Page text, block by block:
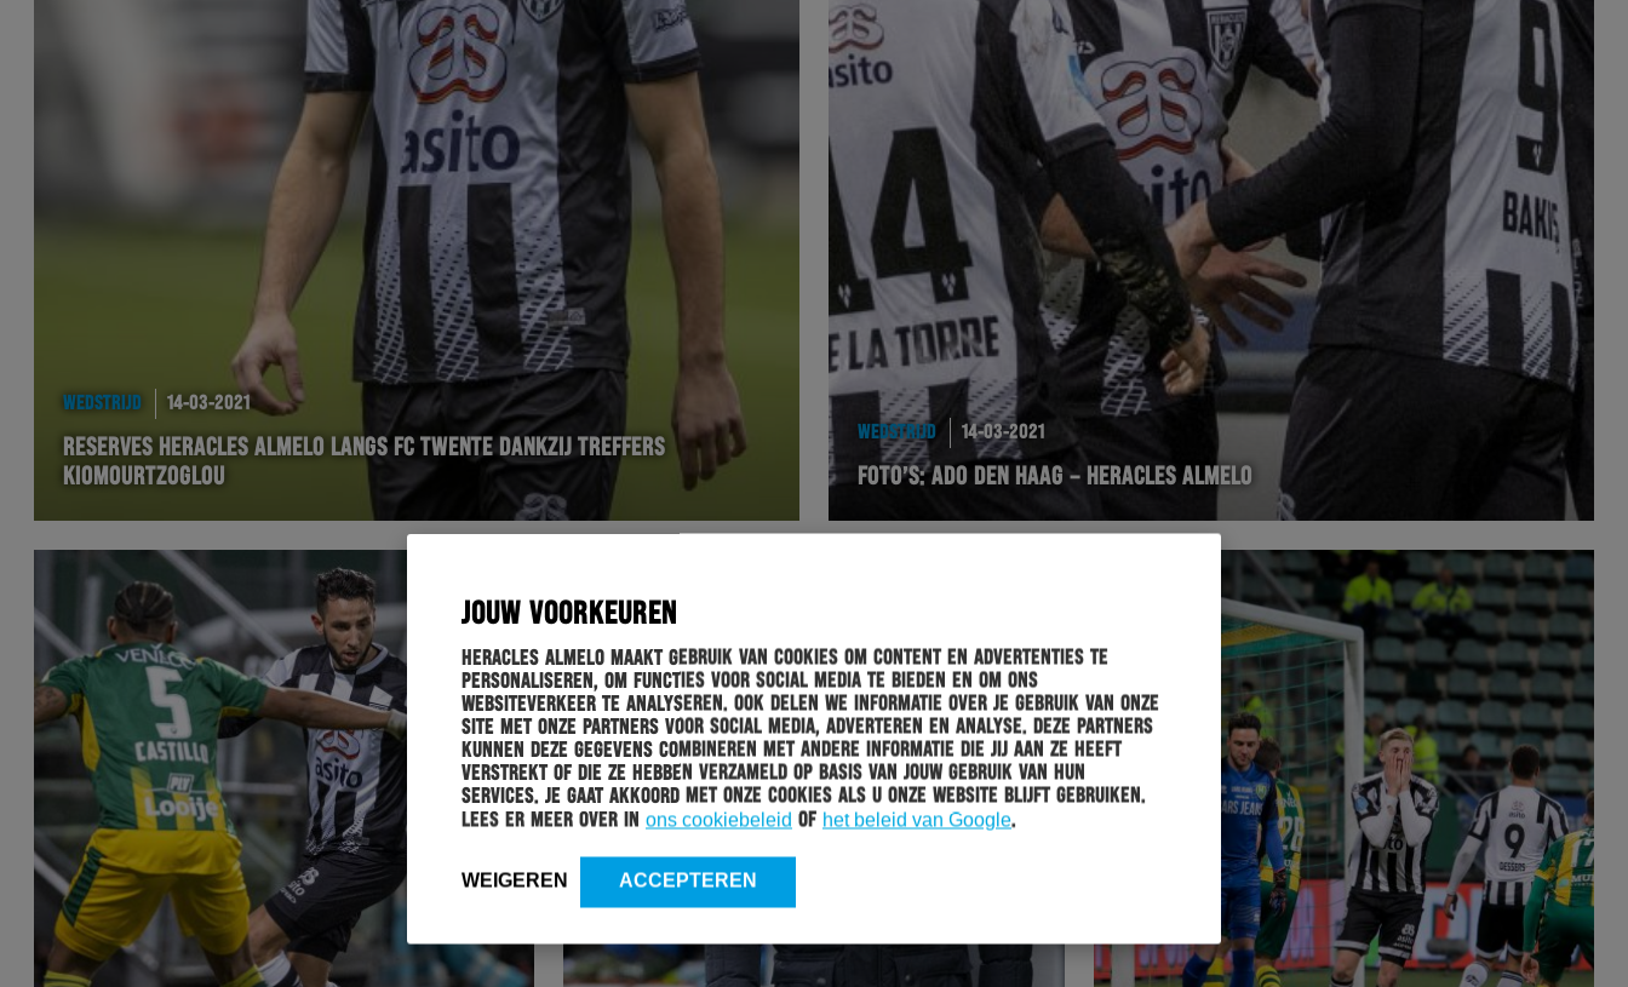
JOUW VOORKEUREN
Heracles Almelo maakt gebruik van cookies om content en advertenties te
personaliseren, om functies voor social media te bieden en om ons
websiteverkeer te analyseren. Ook delen we informatie over je gebruik van onze
site met onze partners voor social media, adverteren en analyse. Deze partners
kunnen deze gegevens combineren met andere informatie die jij aan ze heeft
verstrekt of die ze hebben verzameld op basis van jouw gebruik van hun
services. Je gaat akkoord met onze cookies als u onze website blijft gebruiken.
Lees er meer over in ons cookiebeleid of het beleid van Google.
WEIGEREN ACCEPTEREN
WEDSTRIJD 14-03-2021
RESERVES HERACLES ALMELO LANGS FC TWENTE DANKZIJ TREFFERS
KIOMOURTZOGLOU
WEDSTRIJD 14-03-2021
FOTO’S: ADO DEN HAAG – HERACLES ALMELO